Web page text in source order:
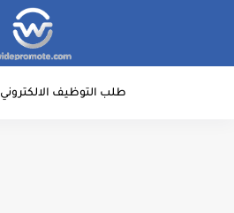
طلب التوظيف الالكتروني